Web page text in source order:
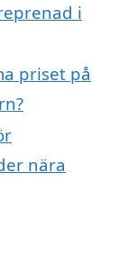
i
priset på
nära